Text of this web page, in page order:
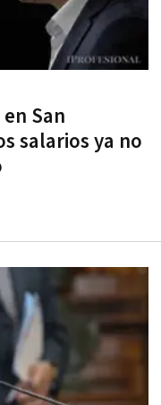
San
salarios ya no